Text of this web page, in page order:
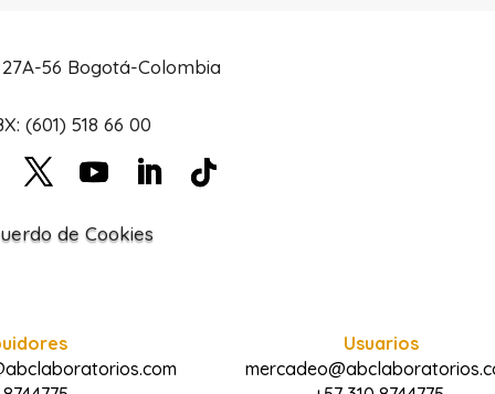
56 Bogotá-Colombia
(601) 518 66 00
de Cookies
Usuarios